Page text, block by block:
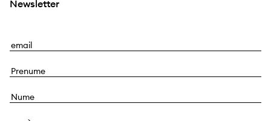
Newsletter
E
a
l
P
eN